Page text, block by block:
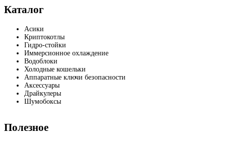
Каталог
Асики
Криптокотлы
Гидро-стойки
Иммерсионное охлаждение
Водоблоки
Холодные кошельки
Аппаратные ключи безопасности
Аксессуары
Драйкулеры
Шумобоксы
Полезное